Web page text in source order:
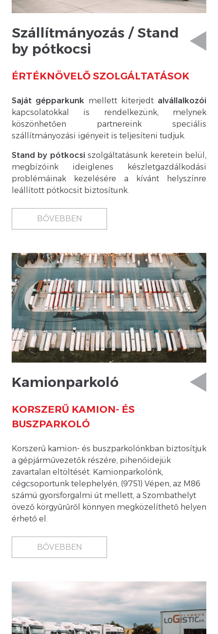
Szállítmányozás / Stand
by pótkocsi
ÉRTÉKNÖVELŐ SZOLGÁLTATÁSOK
Saját gépparkunk mellett kiterjedt alvállalkozói
kapcsolatokkal is rendelkezünk, melynek
köszönhetően partnereink speciális
szállítmányozási igényeit is teljesíteni tudjuk.
Stand by pótkocsi szolgáltatásunk keretein belül,
megbízóink ideiglenes készletgazdálkodási
problémáinak kezelésére a kívánt helyszínre
leállított pótkocsit biztosítunk.
BŐVEBBEN
Kamionparkoló
KORSZERŰ KAMION- ÉS
BUSZPARKOLÓ
Korszerű kamion- és buszparkolónkban biztosítjuk
a gépjárművezetők részére, pihenőidejük
zavartalan eltöltését. Kamionparkolónk,
cégcsoportunk telephelyén, (9751) Vépen, az M86
számú gyorsforgalmi út mellett, a Szombathelyt
övező körgyűrűről könnyen megközelíthető helyen
érhető el.
BŐVEBBEN